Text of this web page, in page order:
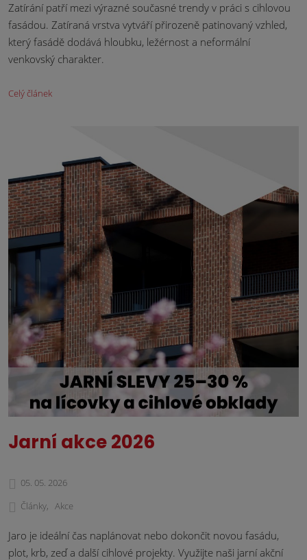
Zatírání patří mezi výrazné současné trendy v práci s cihlovou
fasádou. Zatíraná vrstva vytváří přirozeně patinovaný vzhled,
který fasádě dodává hloubku, ležérnost a neformální
venkovský charakter.
Celý článek
Jarní akce 2026
05. 05. 2026
Články
Akce
Jaro je ideální čas naplánovat nebo dokončit novou fasádu,
plot, krb, zeď a další cihlové projekty. Využijte naši jarní akční